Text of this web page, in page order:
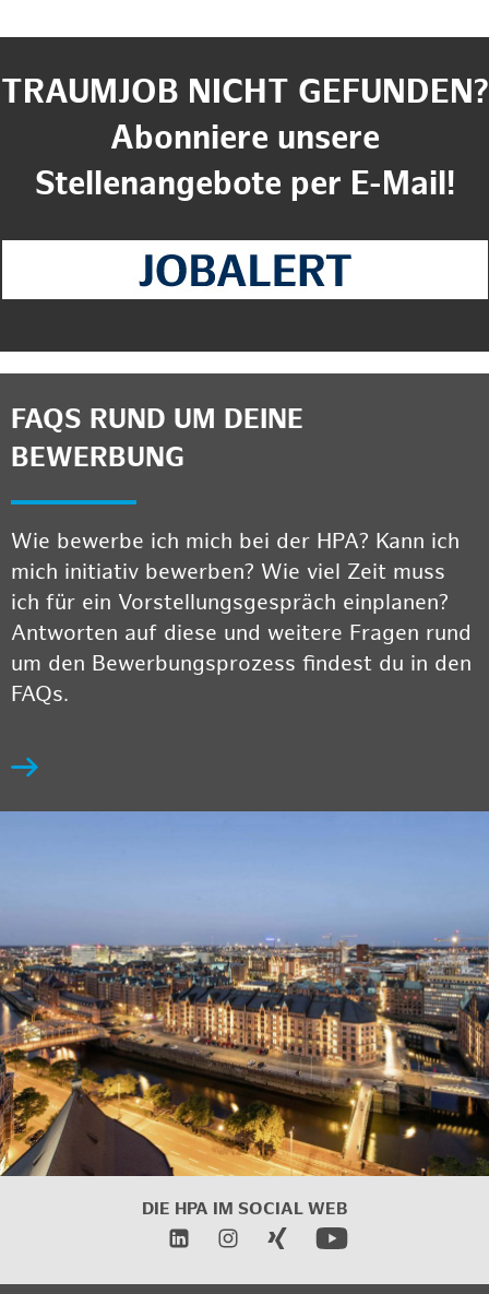
TRAUMJOB NICHT GEFUNDEN?
Abonniere unsere
Stellenangebote per E-Mail!
FAQS RUND UM DEINE
BEWERBUNG
Wie bewerbe ich mich bei der HPA? Kann ich
mich initiativ bewerben? Wie viel Zeit muss
ich für ein Vorstellungsgespräch einplanen?
Antworten auf diese und weitere Fragen rund
um den Bewerbungsprozess findest du in den
FAQs.
DIE HPA IM SOCIAL WEB